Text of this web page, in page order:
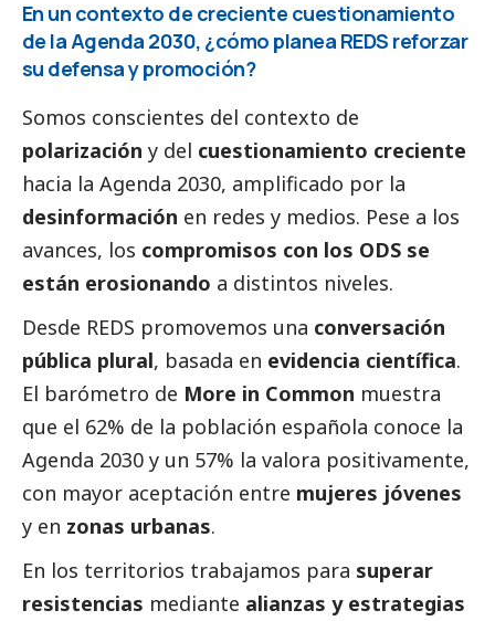
En un contexto de creciente cuestionamiento
de la Agenda 2030, ¿cómo planea REDS reforzar
su defensa y promoción?
Somos conscientes del contexto de
polarización y del cuestionamiento creciente
hacia la Agenda 2030, amplificado por la
desinformación en redes y medios. Pese a los
avances, los compromisos con los ODS se
están erosionando a distintos niveles.
Desde REDS promovemos una conversación
pública plural, basada en evidencia científica.
El barómetro de More in Common muestra
que el 62% de la población española conoce la
Agenda 2030 y un 57% la valora positivamente,
con mayor aceptación entre mujeres jóvenes
y en zonas urbanas.
En los territorios trabajamos para superar
resistencias mediante alianzas y estrategias